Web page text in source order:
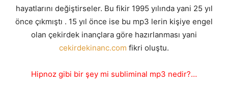
hayatlarını değiştirseler. Bu fikir 1995 yılında yani 25 yıl
önce çıkmıştı . 15 yıl önce ise bu mp3 lerin kişiye engel
olan çekirdek inançlara göre hazırlanması yani
cekirdekinanc.com fikri oluştu.
Hipnoz gibi bir şey mi subliminal mp3 nedir?…